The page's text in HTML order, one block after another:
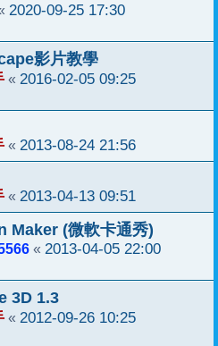
2020-09-25 17:30
影片教學
« 2016-02-05 09:25
« 2013-08-24 21:56
« 2013-04-13 09:51
Maker (微軟卡通秀)
« 2013-04-05 22:00
3D 1.3
« 2012-09-26 10:25